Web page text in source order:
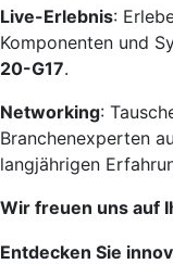
Live-Erlebnis:
Komponenten und
20-G17.
Networking:
Branchenexperten
langjährigen
Wir freuen uns auf
Entdecken Sie